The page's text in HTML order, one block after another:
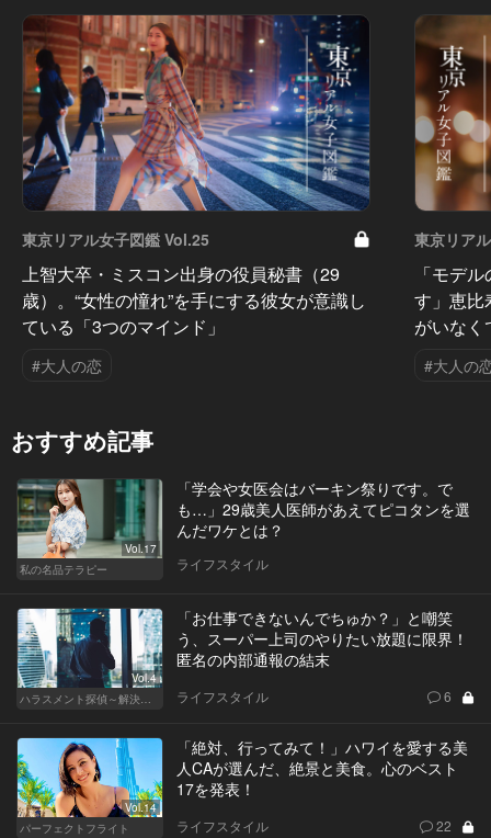
東京リアル女子図鑑 Vol.25
上智大卒・ミスコン出身の役員秘書（29
歳）。“女性の憧れ”を手にする彼女が意識し
ている「3つのマインド」
#大人の恋
東京リア
「モデ
す」恵比
がいな
#大人の
おすすめ記事
Vol.17
私の名品テラピー
「学会や女医会はバーキン祭りです。で
も…」29歳美人医師があえてピコタンを選
んだワケとは？
ライフスタイル
Vol.4
ハラスメント探偵～解決編～
「お仕事できないんでちゅか？」と嘲笑
う、スーパー上司のやりたい放題に限界！
匿名の内部通報の結末
ライフスタイル 6
Vol.14
パーフェクトフライト
「絶対、行ってみて！」ハワイを愛する美
人CAが選んだ、絶景と美食。心のベスト
17を発表！
ライフスタイル 22